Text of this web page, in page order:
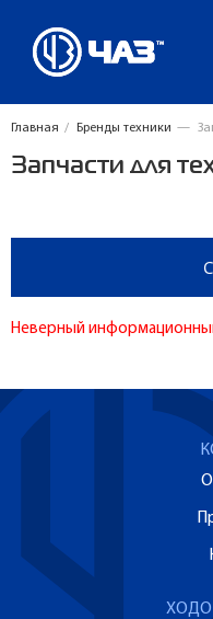
Главная / Бренды техники —
Запчасти для
Неверный
О